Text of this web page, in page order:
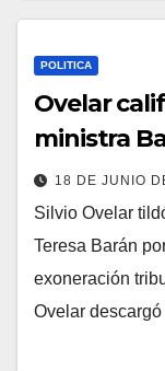
POLITICA
Ovelar
ministra
18 DE JUNIO
Silvio Ovelar
Teresa Barán
exoneración
Ovelar